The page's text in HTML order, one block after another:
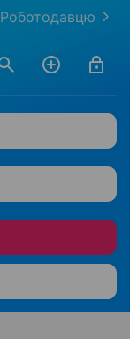
Роботодавцю